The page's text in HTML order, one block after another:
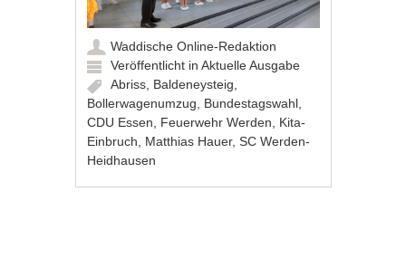
Waddische Online-Redaktion
Veröffentlicht inAktuelle Ausgabe
Abriss Baldeneysteig
Bollerwagenumzug
Bundestagswahl
CDU Essen
Feuerwehr Werden
Kita-
Einbruch
Matthias Hauer,SC Werden-
Heidhausen